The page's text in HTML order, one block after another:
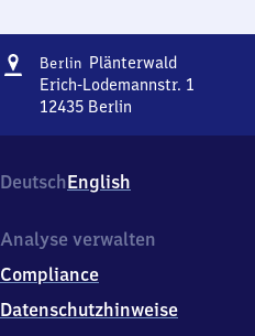
Adresse
Berlin PlänterwaldBerlin
Plänterwald
Erich-Lodemannstr. 1
12435 Berlin
Erich-
Lodemannstr.
1
4
3
DeutschEnglish
Analyse verwalten
Compliance
Datenschutzhinweise